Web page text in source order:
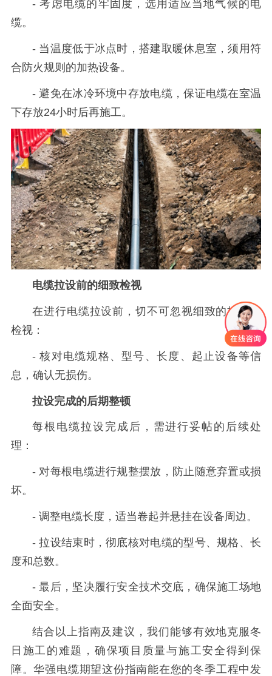
- 考虑电缆的牢固度，选用适应当地气候的电
缆。
- 当温度低于冰点时，搭建取暖休息室，须用符
合防火规则的加热设备。
- 避免在冰冷环境中存放电缆，保证电缆在室温
下存放24小时后再施工。
电缆拉设前的细致检视
在进行电缆拉设前，切不可忽视细致的核查与
检视：
- 核对电缆规格、型号、长度、起止设备等信
息，确认无损伤。
拉设完成的后期整顿
每根电缆拉设完成后，需进行妥帖的后续处
理：
- 对每根电缆进行规整摆放，防止随意弃置或损
坏。
- 调整电缆长度，适当卷起并悬挂在设备周边。
- 拉设结束时，彻底核对电缆的型号、规格、长
度和总数。
- 最后，坚决履行安全技术交底，确保施工场地
全面安全。
结合以上指南及建议，我们能够有效地克服冬
日施工的难题，确保项目质量与施工安全得到保
障。华强电缆期望这份指南能在您的冬季工程中发